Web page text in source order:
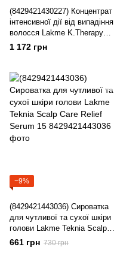
(8429421430227) Концентрат
інтенсивної дії від випадіння
волосся Lakme K.Therapy
Active Shoke Hair L
1 172 грн
−9%
(8429421443036) Сироватка
для чутливої та сухої шкіри
голови Lakme Teknia Scalp
Care Relief Serum 15
661 грн 730 грн